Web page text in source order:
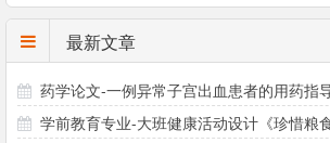
最新文章
药学论文-一例异常子宫出血患者的用药指
学前教育专业-大班健康活动设计《珍惜粮食